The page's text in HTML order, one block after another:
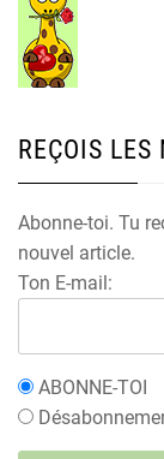
REÇOIS
Abonne-toi. Tu
nouvel article.
Ton E-mail:
ABONNE-TOI